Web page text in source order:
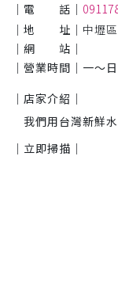
｜電 話｜
｜地 址｜ 中壢
｜網 站｜
｜營業時間｜ 一～
｜店家介紹｜
我們用台灣新鮮
｜立即掃描｜